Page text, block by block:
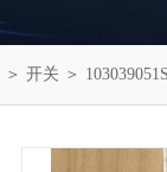
＞ 开关 ＞